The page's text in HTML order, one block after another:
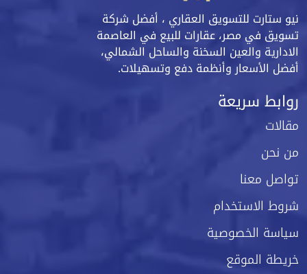
نيو ستارت للتسويق العقاري ، أفضل شركة
تسويق في مصر، عقارات للبيع في العاصمة
الادارية والعين السخنة والساحل الشمالي،
أفضل الأسعار وأنظمة دفع وتسهيلات.
روابط سريعة
مقالات
من نحن
تواصل معنا
شروط الاستخدام
سياسة الخصوصية
خريطة الموقع